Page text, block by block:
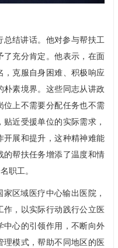
结讲话。他对参与帮扶工
了充分肯定。他表示，在面
，克服自身困难、积极响应
朴素境界。这些同志从讲政
位上不需要分配任务也不需
近受援单位的实际需求，
开展和提升，这种精神难能
的帮扶任务增添了温度和情
职工。
区域医疗中心输出医院，
作，以实际行动践行公立医
中心的引领作用，不断向外
理模式，帮助不同地区的医